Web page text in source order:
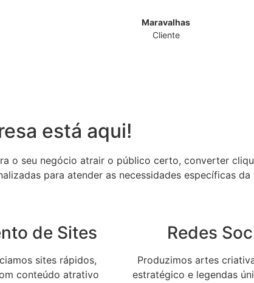
Maravalhas
Cliente
está aqui!
o seu negócio atrair o público certo, converter
para atender as necessidades específicas da
de Sites
sites rápidos,
conteúdo atrativo
Redes
Produzimos artes
estratégico e legendas